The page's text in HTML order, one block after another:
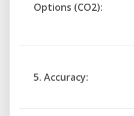
Options (CO2):
5. Accuracy: